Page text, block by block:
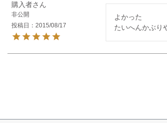
購入者
非公開
投稿日
2015/08/17
よかった
たいへんかぶり